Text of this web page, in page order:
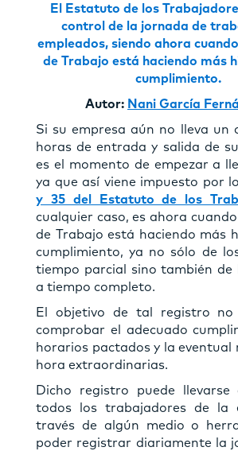
El Estatuto de los
control de la jornada de
empleados, siendo ahora
de Trabajo está haciendo más
cumplimiento.
Autor: Nani García
Si su empresa aún no lleva un
horas de entrada y salida de
es el momento de empezar a
ya que así viene impuesto por
y 35 del Estatuto de los
cualquier caso, es ahora
de Trabajo está haciendo más
cumplimiento, ya no sólo de
tiempo parcial sino también de
a tiempo completo.
El objetivo de tal registro
comprobar el adecuado
horarios pactados y la eventual
hora extraordinarias.
Dicho registro puede
todos los trabajadores de la
través de algún medio o
poder registrar diariamente la